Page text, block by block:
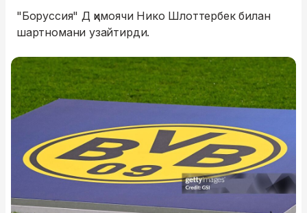
"Боруссия" Д ҳимоячи Нико Шлоттербек билан
шартномани узайтирди.